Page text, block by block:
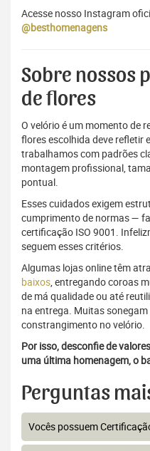
Acesse nosso Instagram
@besthomenagens
Sobre nossos
de flores
O velório é um momento de
flores escolhida deve refletir
trabalhamos com padrões
montagem profissional,
pontual.
Esses cuidados exigem
cumprimento de normas —
certificação ISO 9001.
seguem esses critérios.
Algumas lojas online têm
baixos, entregando coroas
de má qualidade ou até
na entrega. Muitas
constrangimento no velório.
Por isso, desconfie de
uma última homenagem, o
Perguntas
Vocês possuem